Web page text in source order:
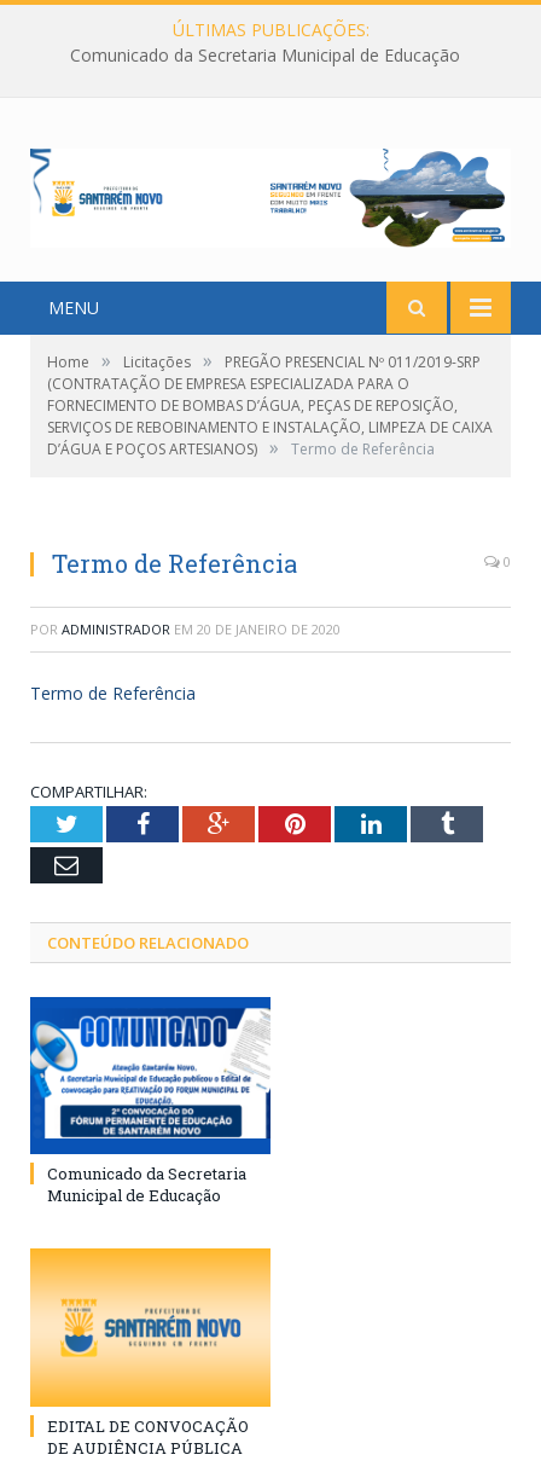
ÚLTIMAS PUBLICAÇÕES:
Comunicado da Secretaria Municipal de Educação
MENU
Home » Licitações »
PREGÃO PRESENCIAL Nº 011/2019-SRP
(CONTRATAÇÃO DE EMPRESA ESPECIALIZADA PARA O
FORNECIMENTO DE BOMBAS D’ÁGUA, PEÇAS DE REPOSIÇÃO,
SERVIÇOS DE REBOBINAMENTO E INSTALAÇÃO, LIMPEZA DE CAIXA
D’ÁGUA E POÇOS ARTESIANOS) » Termo de Referência
Termo de Referência 0
POR ADMINISTRADOR EM 20 DE JANEIRO DE 2020
Termo de Referência
COMPARTILHAR:
TwitterFacebookGoogle+PinterestLinkedInTumblr
Email
CONTEÚDO RELACIONADO
Comunicado da Secretaria
Municipal de Educação
EDITAL DE CONVOCAÇÃO
DE AUDIÊNCIA PÚBLICA